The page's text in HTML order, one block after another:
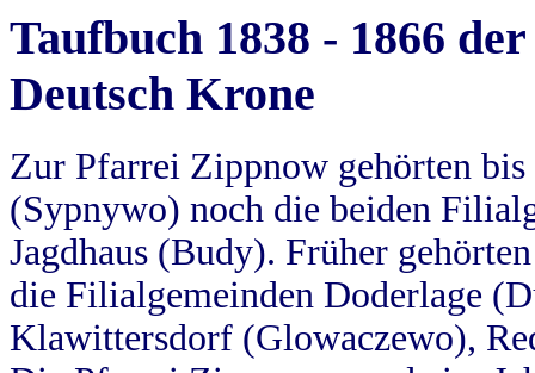
Taufbuch 1838 - 1866
Deutsch Krone
Zur Pfarrei Zippnow gehörten
(Sypnywo) noch die beiden
Jagdhaus (Budy). Früher
die Filialgemeinden Doderlage
Klawittersdorf (Glowaczewo),